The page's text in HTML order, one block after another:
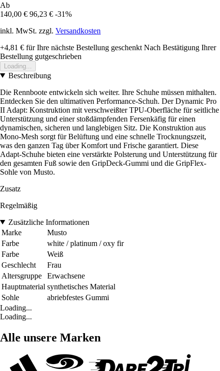
Ab
140,00 € 96,23 € -31%
inkl. MwSt. zzgl. Versandkosten
+4,81 € für Ihre nächste Bestellung geschenkt Nach Bestätigung Ihrer
Bestellung gutgeschrieben
Loading...
Beschreibung
Die Rennboote entwickeln sich weiter. Ihre Schuhe müssen mithalten.
Entdecken Sie den ultimativen Performance-Schuh. Der Dynamic Pro
II Adapt: Konstruktion mit verschweißter TPU-Oberfläche für seitliche
Unterstützung und einer stoßdämpfenden Fersenkäfig für einen
dynamischen, sicheren und langlebigen Sitz. Die Konstruktion aus
Mono-Mesh sorgt für Belüftung und eine schnelle Trocknungszeit,
was den ganzen Tag über Komfort und Frische garantiert. Diese
Adapt-Schuhe bieten eine verstärkte Polsterung und Unterstützung für
den gesamten Fuß sowie den GripDeck-Gummi und die GripFlex-
Sohle von Musto.
Zusatz
Regelmäßig
Zusätzliche Informationen
Marke
Musto
Farbe
white / platinum / oxy fir
Farbe
Weiß
Geschlecht
Frau
Altersgruppe
Erwachsene
Hauptmaterial synthetisches Material
Sohle
abriebfestes Gummi
Loading...
Loading...
Alle unsere Marken